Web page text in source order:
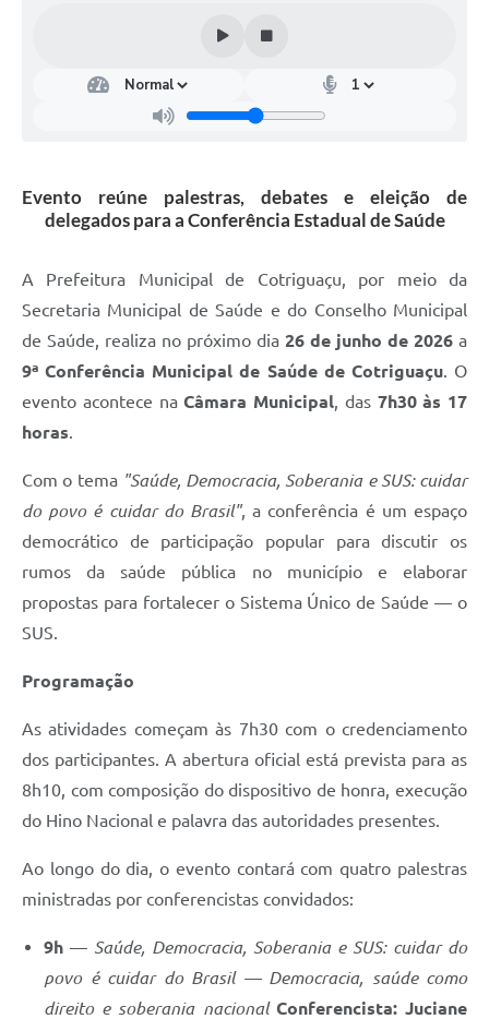
Diário Oficial
Evento reúne palestras, debates e eleição de
delegados para a Conferência Estadual de Saúde
A Prefeitura Municipal de Cotriguaçu, por meio da
Secretaria Municipal de Saúde e do Conselho Municipal
de Saúde, realiza no próximo dia 26 de junho de 2026 a
9ª Conferência Municipal de Saúde de Cotriguaçu. O
evento acontece naCâmara Municipal , das 7h30 às 17
horas
Com o tema "Saúde, Democracia, Soberania e SUS: cuidar
do povo é cuidar do Brasil", a conferência é um espaço
democrático de participação popular para discutir os
rumos da saúde pública no município e elaborar
propostas para fortalecer o Sistema Único de Saúde — o
SUS.
Programação
As atividades começam às 7h30 com o credenciamento
dos participantes. A abertura oficial está prevista para as
8h10, com composição do dispositivo de honra, execução
do Hino Nacional e palavra das autoridades presentes.
Ao longo do dia, o evento contará com quatro palestras
ministradas por conferencistas convidados:
9h — Saúde, Democracia, Soberania e SUS: cuidar do
povo é cuidar do Brasil — Democracia, saúde como
direito e soberania nacional Conferencista: Juciane